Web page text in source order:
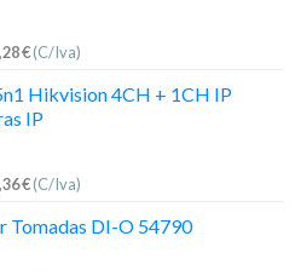
€(C/Iva)
Hikvision 4CH + 1CH IP
IP
€(C/Iva)
Tomadas DI-O 54790